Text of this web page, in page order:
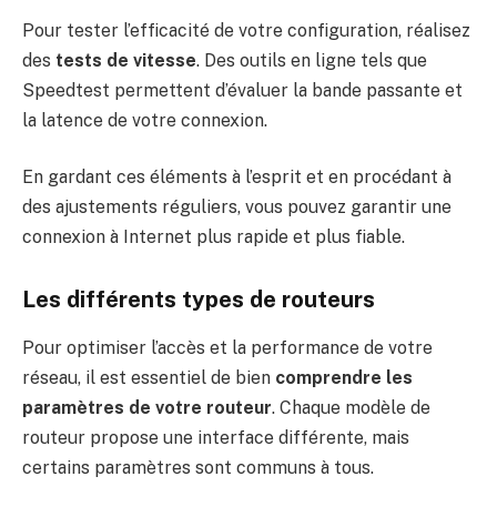
Pour tester l’efficacité de votre configuration, réalisez
des tests de vitesse. Des outils en ligne tels que
Speedtest permettent d’évaluer la bande passante et
la latence de votre connexion.
En gardant ces éléments à l’esprit et en procédant à
des ajustements réguliers, vous pouvez garantir une
connexion à Internet plus rapide et plus fiable.
Les différents types de routeurs
Pour optimiser l’accès et la performance de votre
réseau, il est essentiel de bien comprendre les
paramètres de votre routeur. Chaque modèle de
routeur propose une interface différente, mais
certains paramètres sont communs à tous.